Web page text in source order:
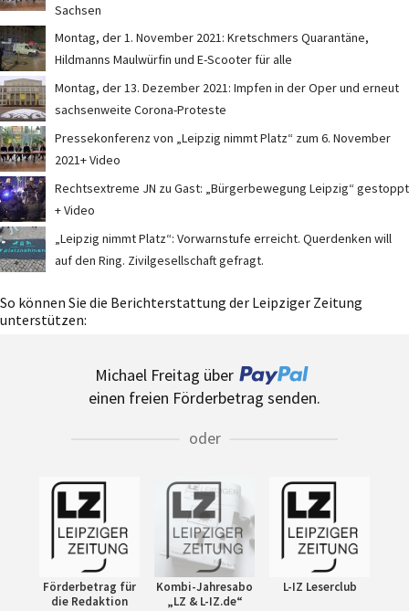
Sachsen
Montag, der 1. November 2021: Kretschmers Quarantäne,
Hildmanns Maulwürfin und E-Scooter für alle
Montag, der 13. Dezember 2021: Impfen in der Oper und erneut
sachsenweite Corona-Proteste
Pressekonferenz von „Leipzig nimmt Platz“ zum 6. November
2021+ Video
Rechtsextreme JN zu Gast: „Bürgerbewegung Leipzig“ gestoppt
+ Video
„Leipzig nimmt Platz“: Vorwarnstufe erreicht. Querdenken will
auf den Ring. Zivilgesellschaft gefragt.
So können Sie die Berichterstattung der Leipziger Zeitung
unterstützen:
Michael Freitag über
einen freien Förderbetrag senden.
oder
Förderbetrag für
die Redaktion
Kombi-Jahresabo
„LZ & L-IZ.de“
L-IZ Leserclub